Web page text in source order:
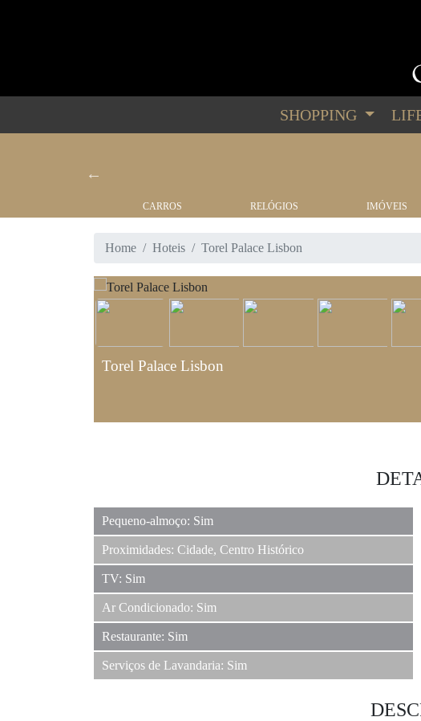
SHOPPING
CARROS RELÓGIOS IMÓVEIS
Home Hoteis Torel Palace Lisbon
Torel Palace Lisbon
Pequeno-almoço: Sim
Proximidades: Cidade, Centro Histórico
TV: Sim
Ar Condicionado: Sim
Restaurante: Sim
Serviços de Lavandaria: Sim